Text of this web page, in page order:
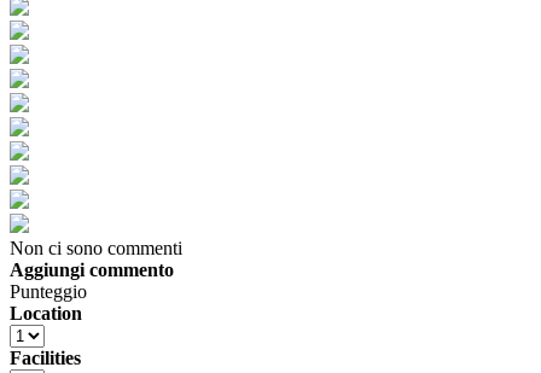
Non ci sono commenti
Aggiungi commento
Punteggio
Location
Facilities